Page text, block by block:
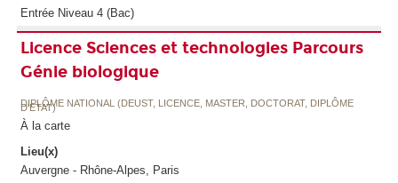
Entrée Niveau 4 (Bac)
Licence Sciences et technologies Parcours
Génie biologique
DIPLÔME NATIONAL (DEUST, LICENCE, MASTER, DOCTORAT, DIPLÔME
D'ETAT)
À la carte
Lieu(x)
Auvergne - Rhône-Alpes, Paris